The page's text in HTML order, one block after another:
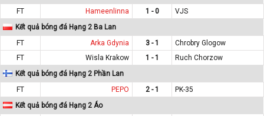
FT
Hameenlinna 1 - 0
VJS
Kết quả bóng đá Hạng 2 Ba Lan
FT
Arka Gdynia 3 - 1
Chrobry Glogow
FT
Wisla Krakow 1 - 1
Ruch Chorzow
Kết quả bóng đá Hạng 2 Phần Lan
FT
PEPO 2 - 1
PK-35
Kết quả bóng đá Hạng 2 Áo